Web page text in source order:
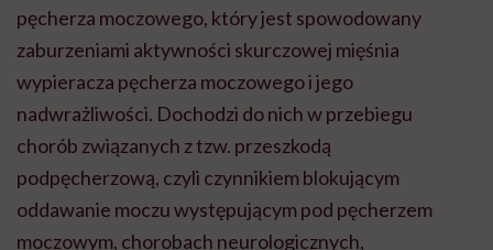
pęcherza moczowego, który jest spowodowany
zaburzeniami aktywności skurczowej mięśnia
wypieracza pęcherza moczowego i jego
nadwrażliwości. Dochodzi do nich w przebiegu
chorób związanych z tzw. przeszkodą
podpęcherzową, czyli czynnikiem blokującym
oddawanie moczu występującym pod pęcherzem
moczowym, chorobach neurologicznych,